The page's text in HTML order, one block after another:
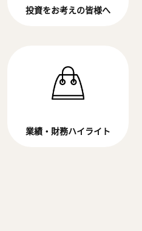
投資をお考えの皆様へ
業績・財務ハイライト